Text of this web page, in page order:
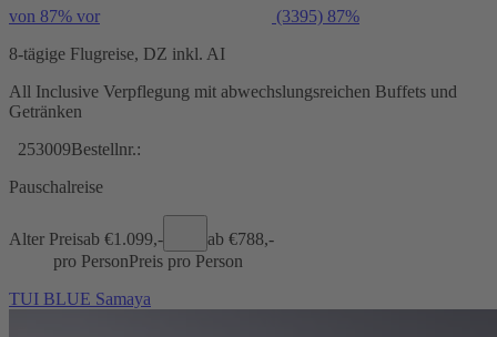
von 87% vor (3395) 87%
8-tägige Flugreise, DZ inkl. AI
All Inclusive Verpflegung mit abwechslungsreichen Buffets und
Getränken
253009Bestellnr.:
Pauschalreise
Alter Preisab €1.099,- ab €788,-
pro PersonPreis pro Person
TUI BLUE Samaya